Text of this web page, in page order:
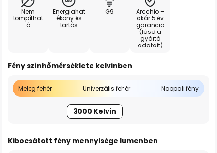
Nem
tompíthat
ó
Energiahat
ékony és
tartós
G9
Arcchio –
akár 5 év
garancia
(lásd a
gyártó
adatait)
Fény színhőmérséklete kelvinben
Meleg fehér Univerzális fehér Nappali fény
3000 Kelvin
Kibocsátott fény mennyisége lumenben